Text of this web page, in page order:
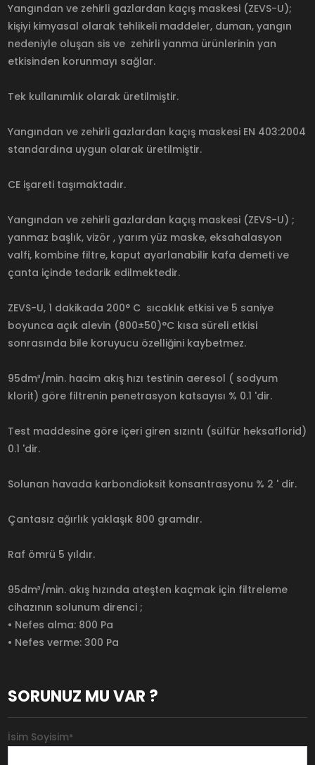
Yangından ve zehirli gazlardan kaçış maskesi (ZEVS-U);
kişiyi kimyasal olarak tehlikeli maddeler, duman, yangın
nedeniyle oluşan sis ve zehirli yanma ürünlerinin yan
etkisinden korunmayı sağlar.
Tek kullanımlık olarak üretilmiştir.
Yangından ve zehirli gazlardan kaçış maskesi EN 403:2004
standardına uygun olarak üretilmiştir.
CE işareti taşımaktadır.
Yangından ve zehirli gazlardan kaçış maskesi (ZEVS-U) ;
yanmaz başlık, vizör , yarım yüz maske, eksahalasyon
valfi, kombine filtre, kaput ayarlanabilir kafa demeti ve
çanta içinde tedarik edilmektedir.
ZEVS-U, 1 dakikada 200° C sıcaklık etkisi ve 5 saniye
boyunca açık alevin (800±50)°C kısa süreli etkisi
sonrasında bile koruyucu özelliğini kaybetmez.
95dm³/min. hacim akış hızı testinin aeresol ( sodyum
klorit) göre filtrenin penetrasyon katsayısı % 0.1 'dir.
Test maddesine göre içeri giren sızıntı (sülfür heksaflorid)
0.1 'dir.
Solunan havada karbondioksit konsantrasyonu % 2 ' dir.
Çantasız ağırlık yaklaşık 800 gramdır.
Raf ömrü 5 yıldır.
95dm³/min. akış hızında ateşten kaçmak için filtreleme
cihazının solunum direnci ;
• Nefes alma: 800 Pa
• Nefes verme: 300 Pa
SORUNUZ MU VAR ?
İsim Soyisim*